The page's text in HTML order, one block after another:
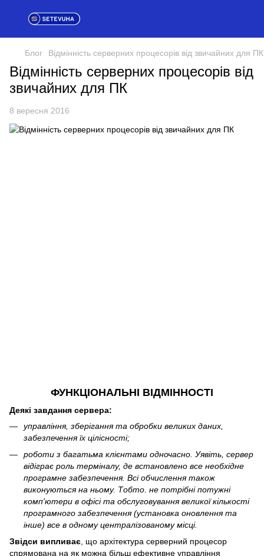
Блог Відмінність серверних процесорів від звичайних для ПК
Відмінність серверних процесорів від
звичайних для ПК
8 вересня 2016
ФУНКЦІОНАЛЬНІ ВІДМІННОСТІ
Деякі завдання сервера:
управління, зберігання та обробки великих даних,
забезпечення їх цілісності;
роботи з багатьма клієнтами одночасно. Уявіть, сервер
відіграє роль терміналу, де встановлено все необхідне
програмне забезпечення. Всі обчислення також
виконуються на ньому. Тобто. не потрібні потужні
комп'ютери в офісі та обслуговування великої кількості
програмного забезпечення (установка оновлення та
інше) все в одному централізованому місці.
Звідси випливає, що архітектура серверний процесор
спрямована на як можна більш ефективне управління